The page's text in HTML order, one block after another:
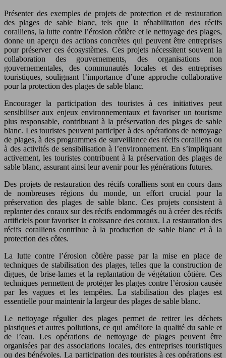
Présenter des exemples de projets de protection et de restauration
des plages de sable blanc, tels que la réhabilitation des récifs
coralliens, la lutte contre l’érosion côtière et le nettoyage des plages,
donne un aperçu des actions concrètes qui peuvent être entreprises
pour préserver ces écosystèmes. Ces projets nécessitent souvent la
collaboration des gouvernements, des organisations non
gouvernementales, des communautés locales et des entreprises
touristiques, soulignant l’importance d’une approche collaborative
pour la protection des plages de sable blanc.
Encourager la participation des touristes à ces initiatives peut
sensibiliser aux enjeux environnementaux et favoriser un tourisme
plus responsable, contribuant à la préservation des plages de sable
blanc. Les touristes peuvent participer à des opérations de nettoyage
de plages, à des programmes de surveillance des récifs coralliens ou
à des activités de sensibilisation à l’environnement. En s’impliquant
activement, les touristes contribuent à la préservation des plages de
sable blanc, assurant ainsi leur avenir pour les générations futures.
Des projets de restauration des récifs coralliens sont en cours dans
de nombreuses régions du monde, un effort crucial pour la
préservation des plages de sable blanc. Ces projets consistent à
replanter des coraux sur des récifs endommagés ou à créer des récifs
artificiels pour favoriser la croissance des coraux. La restauration des
récifs coralliens contribue à la production de sable blanc et à la
protection des côtes.
La lutte contre l’érosion côtière passe par la mise en place de
techniques de stabilisation des plages, telles que la construction de
digues, de brise-lames et la replantation de végétation côtière. Ces
techniques permettent de protéger les plages contre l’érosion causée
par les vagues et les tempêtes. La stabilisation des plages est
essentielle pour maintenir la largeur des plages de sable blanc.
Le nettoyage régulier des plages permet de retirer les déchets
plastiques et autres pollutions, ce qui améliore la qualité du sable et
de l’eau. Les opérations de nettoyage de plages peuvent être
organisées par des associations locales, des entreprises touristiques
ou des bénévoles. La participation des touristes à ces opérations est